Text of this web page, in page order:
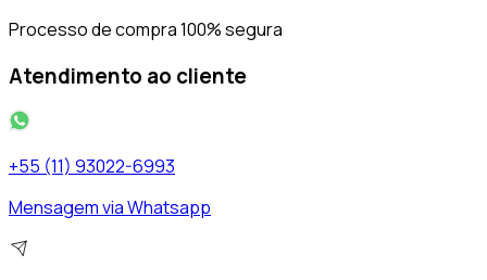
Processo de compra 100% segura
Atendimento ao cliente
+55 (11) 93022-6993
Mensagem via Whatsapp